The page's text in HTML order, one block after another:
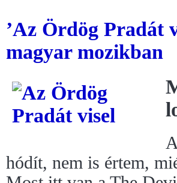
’Az Ördög Pradát
magyar mozikban
hódít, nem is értem,